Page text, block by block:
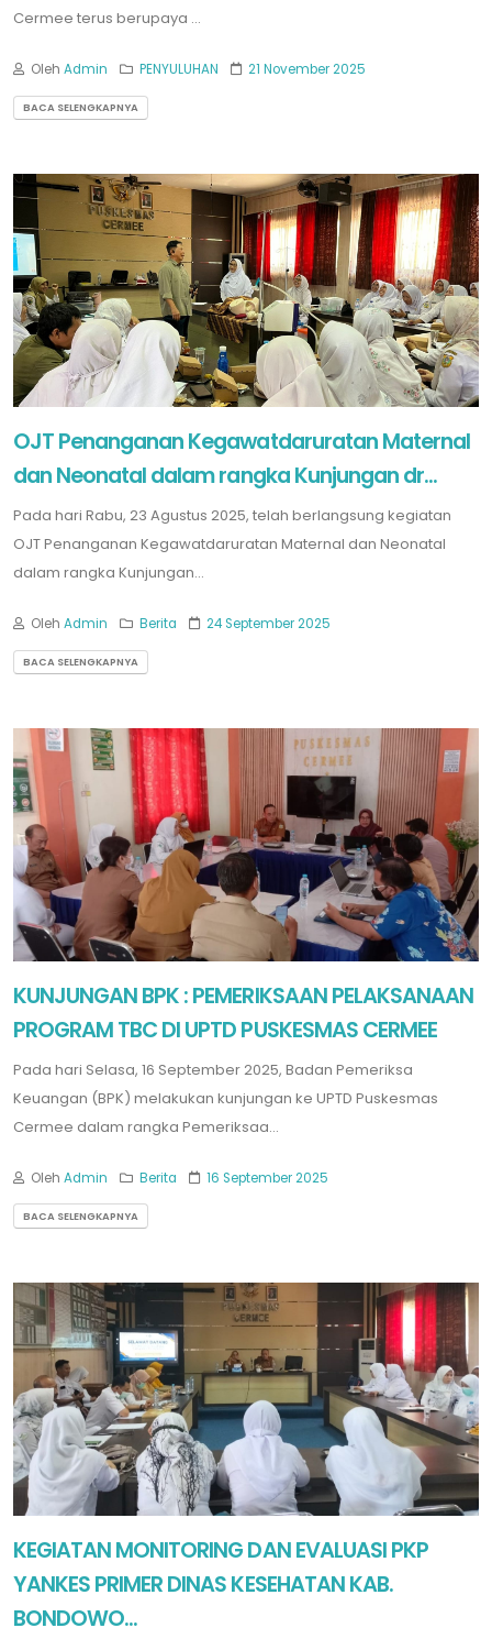
Cermee terus berupaya ...
Oleh Admin PENYULUHAN 21 November 2025
BACA SELENGKAPNYA
OJT Penanganan Kegawatdaruratan Maternal
dan Neonatal dalam rangka Kunjungan dr...
Pada hari Rabu, 23 Agustus 2025, telah berlangsung kegiatan
OJT Penanganan Kegawatdaruratan Maternal dan Neonatal
dalam rangka Kunjungan...
Oleh Admin Berita 24 September 2025
BACA SELENGKAPNYA
KUNJUNGAN BPK : PEMERIKSAAN PELAKSANAAN
PROGRAM TBC DI UPTD PUSKESMAS CERMEE
Pada hari Selasa, 16 September 2025, Badan Pemeriksa
Keuangan (BPK) melakukan kunjungan ke UPTD Puskesmas
Cermee dalam rangka Pemeriksaa...
Oleh Admin Berita 16 September 2025
BACA SELENGKAPNYA
KEGIATAN MONITORING DAN EVALUASI PKP
YANKES PRIMER DINAS KESEHATAN KAB.
BONDOWO...